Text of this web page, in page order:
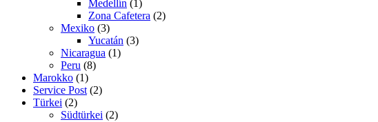
Medellín (1)
Zona Cafetera (2)
Mexiko (3)
Yucatán (3)
Nicaragua (1)
Peru (8)
Marokko (1)
Service Post (2)
Türkei (2)
Südtürkei (2)